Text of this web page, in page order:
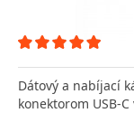
Dátový a nabíjací
konektorom USB-